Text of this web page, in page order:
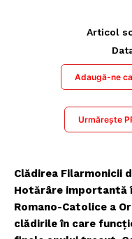
Articol
Adaugă-ne
Urmărește
Clădirea Filarmonicii
Hotărâre importantă
Romano-Catolice a
clădirile în care